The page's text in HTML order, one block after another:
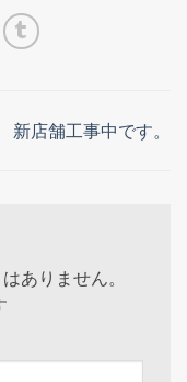
新店舗工事中です。
ありません。